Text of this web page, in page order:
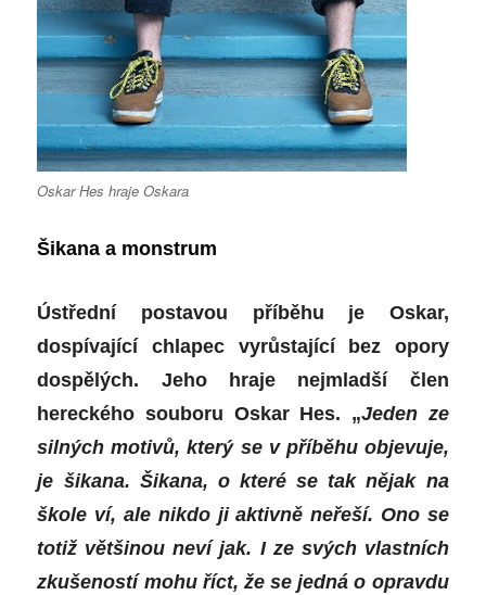
Oskar Hes hraje Oskara
Šikana a monstrum
Ústřední postavou příběhu je Oskar,
dospívající chlapec vyrůstající bez opory
dospělých. Jeho hraje nejmladší člen
hereckého souboru Oskar Hes. „Jeden ze
silných motivů, který se v příběhu objevuje,
je šikana. Šikana, o které se tak nějak na
škole ví, ale nikdo ji aktivně neřeší. Ono se
totiž většinou neví jak. I ze svých vlastních
zkušeností mohu říct, že se jedná o opravdu